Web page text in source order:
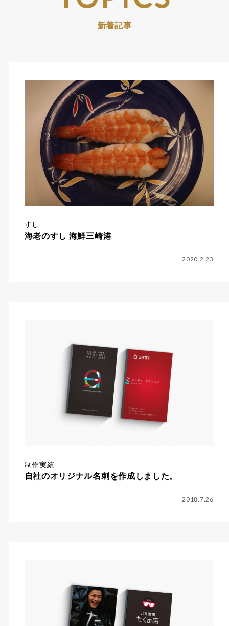
新着記事
すし
海老のすし 海鮮三崎港
2020.2.23
制作実績
自社のオリジナル名刺を作成しました。
2018.7.26